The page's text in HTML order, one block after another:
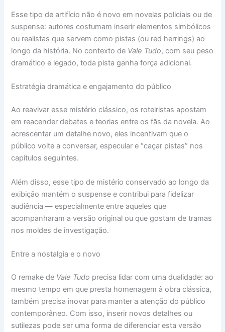
Esse tipo de artifício não é novo em novelas policiais ou de
suspense: autores costumam inserir elementos simbólicos
ou realistas que servem como pistas (ou red herrings) ao
longo da história. No contexto de Vale Tudo, com seu peso
dramático e legado, toda pista ganha força adicional.
Estratégia dramática e engajamento do público
Ao reavivar esse mistério clássico, os roteiristas apostam
em reacender debates e teorias entre os fãs da novela. Ao
acrescentar um detalhe novo, eles incentivam que o
público volte a conversar, especular e “caçar pistas” nos
capítulos seguintes.
Além disso, esse tipo de mistério conservado ao longo da
exibição mantém o suspense e contribui para fidelizar
audiência — especialmente entre aqueles que
acompanharam a versão original ou que gostam de tramas
nos moldes de investigação.
Entre a nostalgia e o novo
O remake de Vale Tudo precisa lidar com uma dualidade: ao
mesmo tempo em que presta homenagem à obra clássica,
também precisa inovar para manter a atenção do público
contemporâneo. Com isso, inserir novos detalhes ou
sutilezas pode ser uma forma de diferenciar esta versão